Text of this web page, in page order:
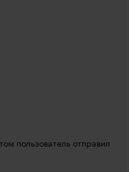
пользователь отправил